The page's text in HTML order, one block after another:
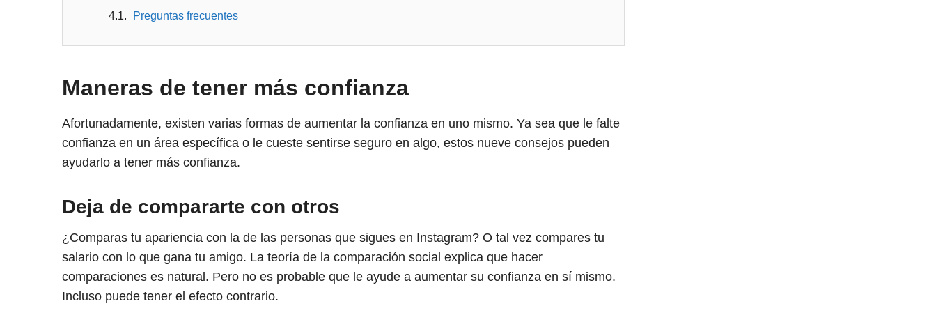
Preguntas frecuentes
Maneras de tener más confianza
Afortunadamente, existen varias formas de aumentar la confianza en uno mismo. Ya sea que le falte
confianza en un área específica o le cueste sentirse seguro en algo, estos nueve consejos pueden
ayudarlo a tener más confianza.
Deja de compararte con otros
¿Comparas tu apariencia con la de las personas que sigues en Instagram? O tal vez compares tu
salario con lo que gana tu amigo. La teoría de la comparación social explica que hacer
comparaciones es natural. Pero no es probable que le ayude a aumentar su confianza en sí mismo.
Incluso puede tener el efecto contrario.